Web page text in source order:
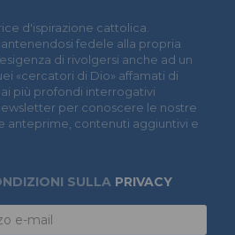
d'ispirazione cattolica.
fedele alla propria
di rivolgersi anche ad un
«cercatori di Dio» affamati di
più profondi interrogativi
per conoscere le nostre
anteprime, contenuti aggiuntivi e
SULLA PRIVACY